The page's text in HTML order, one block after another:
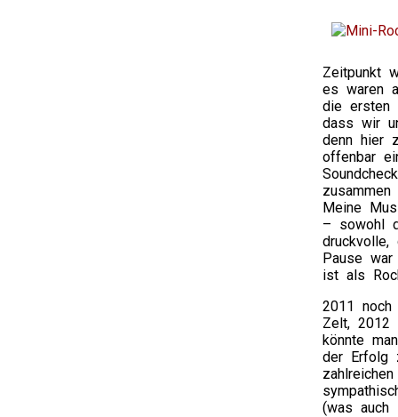
Zeitpunkt
es waren
die ersten
dass wir
denn hier
offenbar
Meine
– sowohl
Pause
ist als
2011
Zelt, 2012
könnte
der Erfolg
(was auch